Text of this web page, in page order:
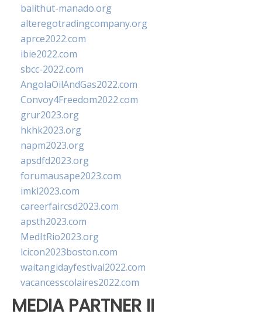
balithut-manado.org
alteregotradingcompany.org
aprce2022.com
ibie2022.com
sbcc-2022.com
AngolaOilAndGas2022.com
Convoy4Freedom2022.com
grur2023.org
hkhk2023.org
napm2023.org
apsdfd2023.org
forumausape2023.com
imkl2023.com
careerfaircsd2023.com
apsth2023.com
MedItRio2023.org
lcicon2023boston.com
waitangidayfestival2022.com
vacancesscolaires2022.com
MEDIA PARTNER II